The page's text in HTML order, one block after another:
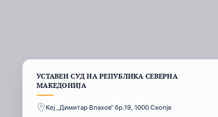
УСТАВЕН СУД НА РЕПУБЛИКА СЕВЕРНА
МАКЕДОНИЈА
Кеј „Димитар Влахов“ бр.19, 1000 Скопје